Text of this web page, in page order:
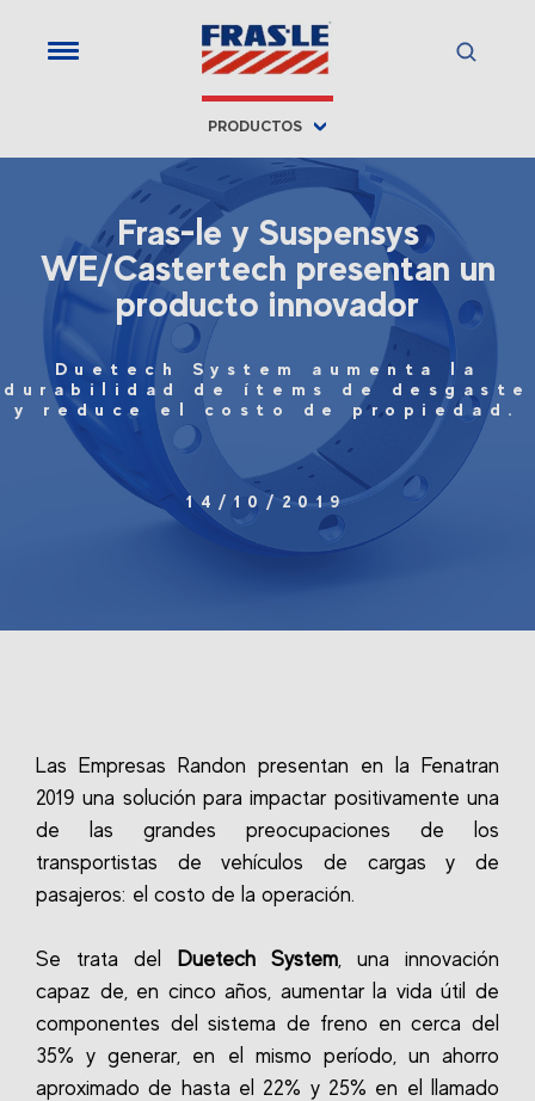
PRODUCTOS
Fras-le y Suspensys
WE/Castertech presentan un
producto innovador
Duetech System aumenta la
durabilidad de ítems de desgaste
y reduce el costo de propiedad.
14/10/2019
Las Empresas Randon presentan en la Fenatran
2019 una solución para impactar positivamente una
de las grandes preocupaciones de los
transportistas de vehículos de cargas y de
pasajeros: el costo de la operación.
Se trata del Duetech System, una innovación
capaz de, en cinco años, aumentar la vida útil de
componentes del sistema de freno en cerca del
35% y generar, en el mismo período, un ahorro
aproximado de hasta el 22% y 25% en el llamado